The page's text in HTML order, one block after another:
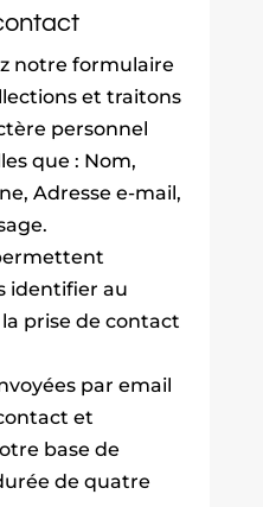
notre formulaire
et traitons
personnel
que : Nom,
Adresse e-mail,
identifier au
prise de contact
par email
et
base de
de quatre